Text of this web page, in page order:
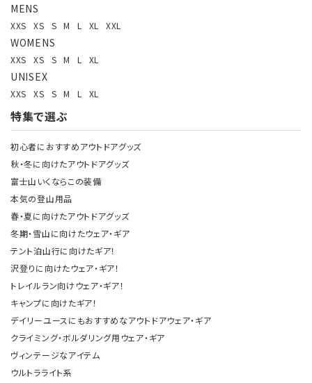
MENS
XXS XS S M L XL XXL
WOMENS
XXS XS S M L XL
UNISEX
XXS XS S M L XL
特集で選ぶ
初心者におすすめアウトドアグッズ
秋・冬に向けたアウトドアグッズ
富士山いくならこの装備
本気の登山用品
春・夏に向けたアウトドアグッズ
冬期・雪山に向けたウェア・ギア
テント泊山行に向けたギア！
沢登りに向けたウェア・ギア！
トレイルラン向けウェア・ギア！
キャンプに向けたギア！
デイリーユースにもおすすめなアウトドアウェア・ギア
クライミング・ボルダリング用ウェア・ギア
ヴィンテージなアイテム
ウルトラライト系